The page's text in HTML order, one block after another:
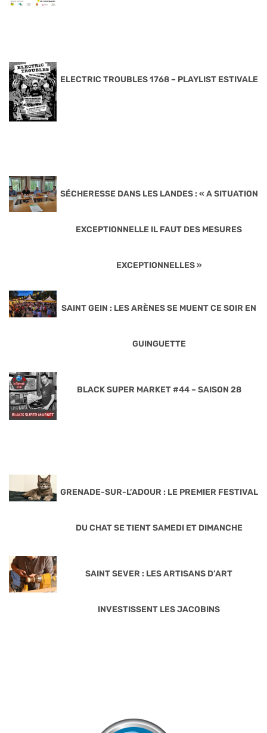
ELECTRIC TROUBLES 1768 – PLAYLIST ESTIVALE
SÉCHERESSE DANS LES LANDES : « A SITUATION
EXCEPTIONNELLE IL FAUT DES MESURES
EXCEPTIONNELLES »
SAINT GEIN : LES ARÈNES SE MUENT CE SOIR EN
GUINGUETTE
BLACK SUPER MARKET #44 – SAISON 28
GRENADE-SUR-L’ADOUR : LE PREMIER FESTIVAL
DU CHAT SE TIENT SAMEDI ET DIMANCHE
SAINT SEVER : LES ARTISANS D’ART
INVESTISSENT LES JACOBINS